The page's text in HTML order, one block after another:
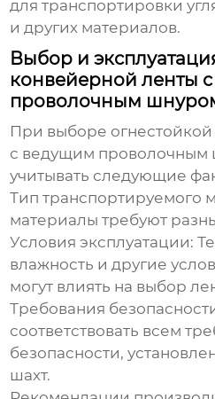
для транспортировки
и других материалов.
Выбор и
конвейерной ленты
проволочным
При выборе
с ведущим проволочным
учитывать следующие
Тип транспортируемого
материалы требуют
Условия эксплуатации:
влажность и другие
могут влиять на выбор
Требования
соответствовать всем
безопасности,
шахт.